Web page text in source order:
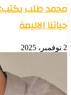
محمد طلب يكتب:
حياتنا الاليمة
2 نوفمبر، 2025